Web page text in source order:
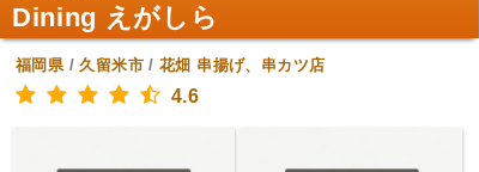
Dining えがしら
福岡県/久留米市/花畑 串揚げ、串カツ店
4.6